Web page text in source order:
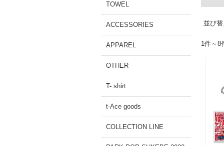
TOWEL
ACCESSORIES
APPAREL
OTHER
T- shirt
t-Ace goods
COLLECTION LINE
並び
1件